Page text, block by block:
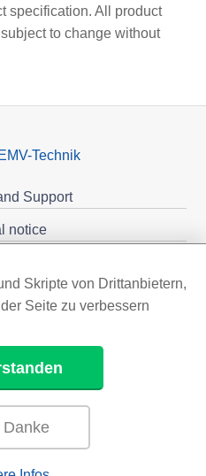
specification. All product
to change without
Technik
Support
notice
Skripte von Drittanbietern,
Seite zu verbessern
Danke